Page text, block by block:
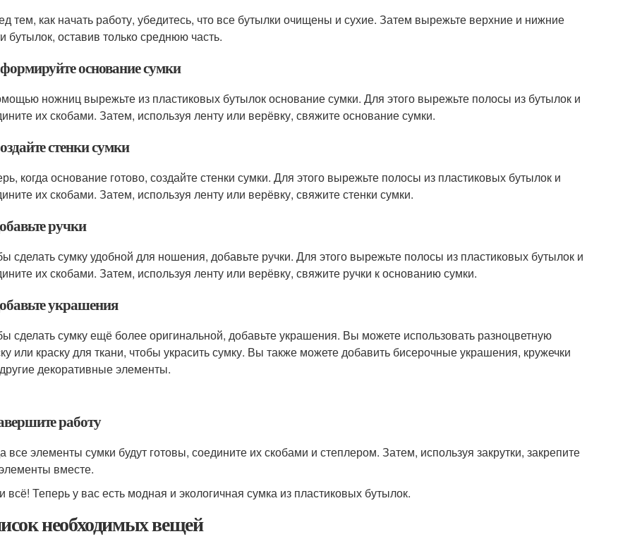
тем, как начать работу, убедитесь, что все бутылки очищены и сухие. Затем вырежьте верхние и нижние
бутылок, оставив только среднюю часть.
основание сумки
ножниц вырежьте из пластиковых бутылок основание сумки. Для этого вырежьте полосы из бутылок и
их скобами. Затем, используя ленту или верёвку, свяжите основание сумки.
стенки сумки
когда основание готово, создайте стенки сумки. Для этого вырежьте полосы из пластиковых бутылок и
их скобами. Затем, используя ленту или верёвку, свяжите стенки сумки.
ручки
сделать сумку удобной для ношения, добавьте ручки. Для этого вырежьте полосы из пластиковых бутылок и
их скобами. Затем, используя ленту или верёвку, свяжите ручки к основанию сумки.
украшения
сделать сумку ещё более оригинальной, добавьте украшения. Вы можете использовать разноцветную
или краску для ткани, чтобы украсить сумку. Вы также можете добавить бисерочные украшения, кружечки
декоративные элементы.
работу
все элементы сумки будут готовы, соедините их скобами и степлером. Затем, используя закрутки, закрепите
вместе.
всё! Теперь у вас есть модная и экологичная сумка из пластиковых бутылок.
необходимых вещей